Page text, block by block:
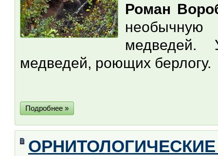
Роман
медведей.
медведей, роющих берлогу.
Подробнее »